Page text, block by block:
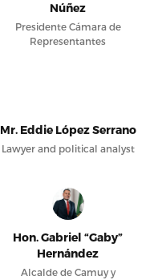
Núñez
Presidente Cámara de
Representantes
Mr. Eddie López Serrano
Lawyer and political analyst
Hon. Gabriel “Gaby”
Hernández
Alcalde de Camuy y